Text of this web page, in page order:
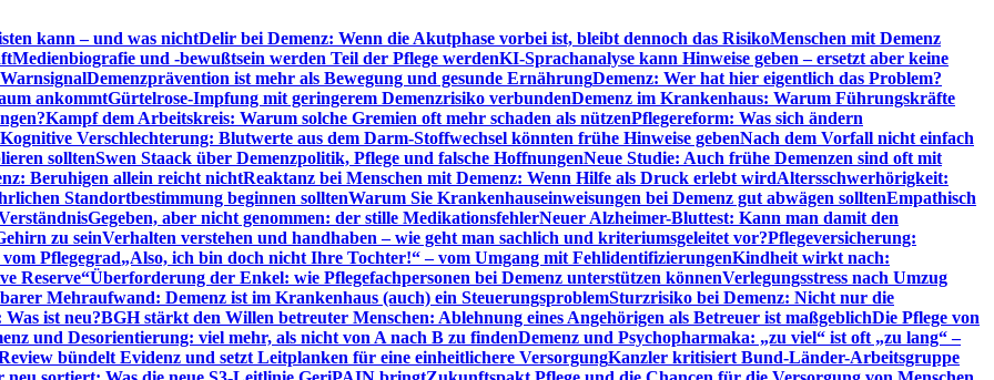
kann – und was nichtDelir bei Demenz: Wenn die Akutphase vorbei ist, bleibt dennoch das RisikoMenschen mit Demenz
Medienbiografie und -bewußtsein werden Teil der Pflege werdenKI-Sprachanalyse kann Hinweise geben – ersetzt aber keine
Demenzprävention ist mehr als Bewegung und gesunde ErnährungDemenz: Wer hat hier eigentlich das Problem?
ankommtGürtelrose-Impfung mit geringerem Demenzrisiko verbundenDemenz im Krankenhaus: Warum Führungskräfte
Kampf dem Arbeitskreis: Warum solche Gremien oft mehr schaden als nützenPflegereform: Was sich ändern
Kognitive Verschlechterung: Blutwerte aus dem Darm-Stoffwechsel könnten frühe Hinweise gebenNach dem Vorfall nicht einfach
solltenSwen Staack über Demenzpolitik, Pflege und falsche HoffnungenNeue Studie: Auch frühe Demenzen sind oft mit
Beruhigen allein reicht nichtReaktanz bei Menschen mit Demenz: Wenn Hilfe als Druck erlebt wirdAltersschwerhörigkeit:
Standortbestimmung beginnen solltenWarum Sie Krankenhauseinweisungen bei Demenz gut abwägen solltenEmpathisch
Gegeben, aber nicht genommen: der stille MedikationsfehlerNeuer Alzheimer-Bluttest: Kann man damit den
zu seinVerhalten verstehen und handhaben – wie geht man sachlich und kriteriumsgeleitet vor?Pflegeversicherung:
Pflegegrad„Also, ich bin doch nicht Ihre Tochter!“ – vom Umgang mit FehlidentifizierungenKindheit wirkt nach:
Reserve“Überforderung der Enkel: wie Pflegefachpersonen bei Demenz unterstützen könnenVerlegungsstress nach Umzug
Mehraufwand: Demenz ist im Krankenhaus (auch) ein SteuerungsproblemSturzrisiko bei Demenz: Nicht nur die
ist neu?BGH stärkt den Willen betreuter Menschen: Ablehnung eines Angehörigen als Betreuer ist maßgeblichDie Pflege von
und Desorientierung: viel mehr, als nicht von A nach B zu findenDemenz und Psychopharmaka: „zu viel“ ist oft „zu lang“ –
bündelt Evidenz und setzt Leitplanken für eine einheitlichere VersorgungKanzler kritisiert Bund-Länder-Arbeitsgruppe